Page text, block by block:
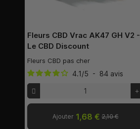
Fleurs CBD Vrac AK47 GH V2 -
Le CBD Discount
Fleurs CBD pas cher
4.1/5 - 84 avis
Ajouter 1,68 € 2,10 €